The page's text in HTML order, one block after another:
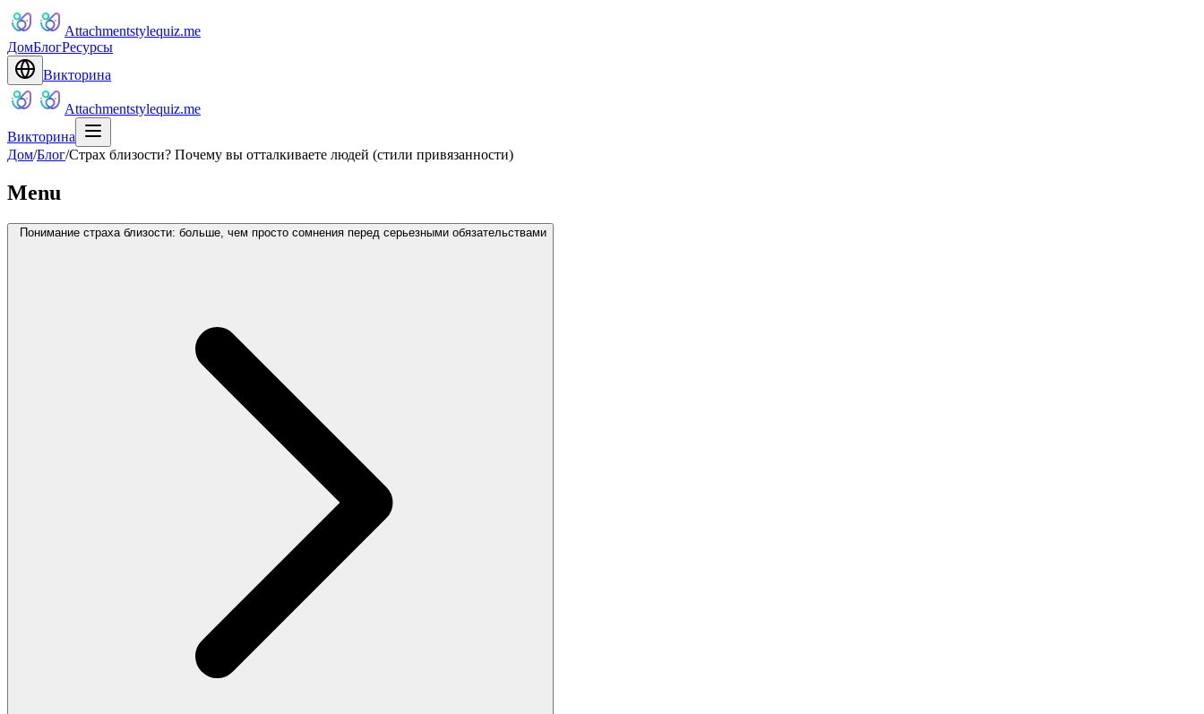
Attachmentstylequiz.me
ДомБлогРесурсы
Викторина
Attachmentstylequiz.me
Викторина
Дом/Блог/Страх близости? Почему вы отталкиваете людей (стили привязанности)
Menu
Понимание страха близости: больше, чем просто сомнения перед серьезными обязательствами